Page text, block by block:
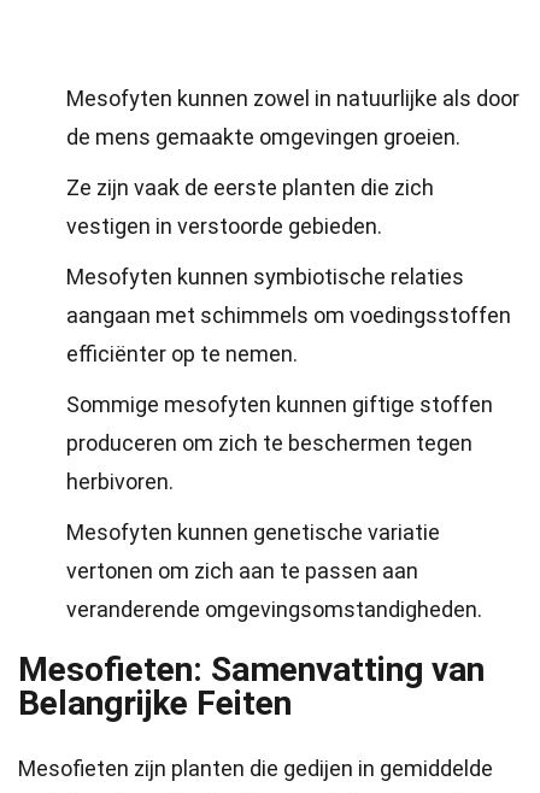
Mesofyten kunnen zowel in natuurlijke als door
de mens gemaakte omgevingen groeien.
Ze zijn vaak de eerste planten die zich
vestigen in verstoorde gebieden.
Mesofyten kunnen symbiotische relaties
aangaan met schimmels om voedingsstoffen
efficiënter op te nemen.
Sommige mesofyten kunnen giftige stoffen
produceren om zich te beschermen tegen
herbivoren.
Mesofyten kunnen genetische variatie
vertonen om zich aan te passen aan
veranderende omgevingsomstandigheden.
Mesofieten: Samenvatting van
Belangrijke Feiten
Mesofieten zijn planten die gedijen in gemiddelde